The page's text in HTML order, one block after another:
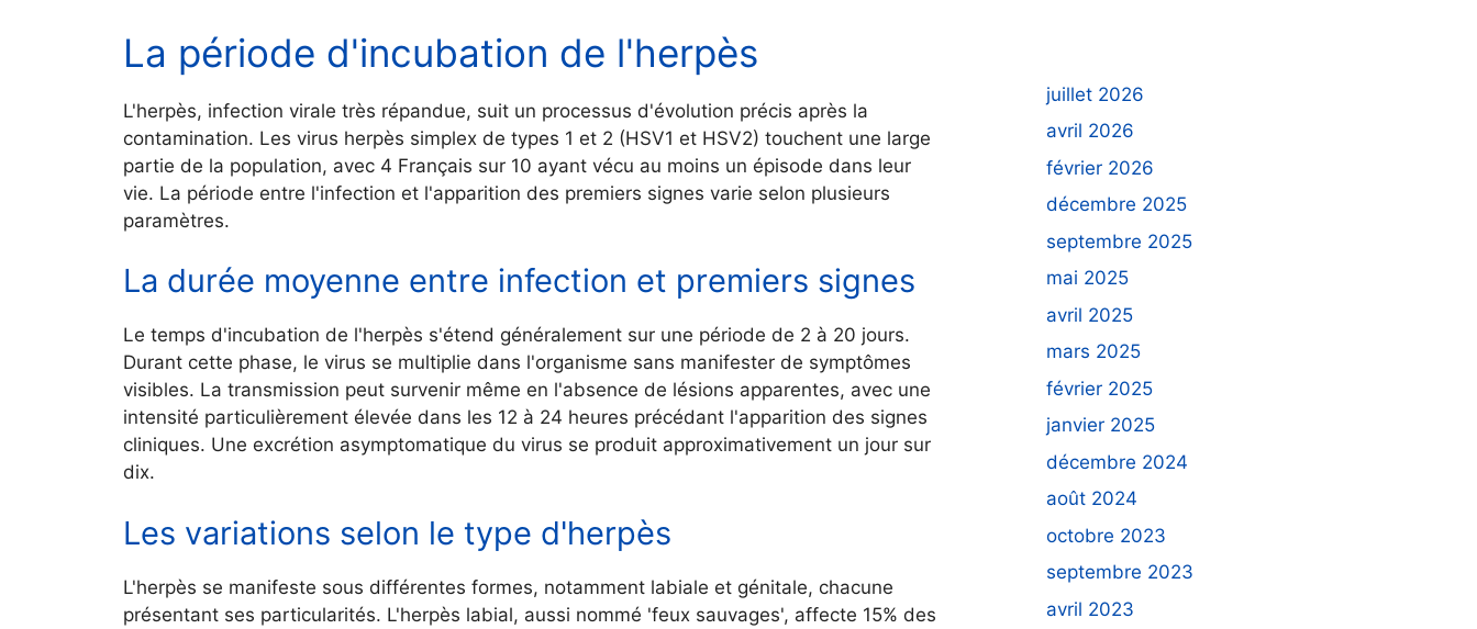
La période d'incubation de l'herpès
L'herpès, infection virale très répandue, suit un processus d'évolution précis après la
contamination. Les virus herpès simplex de types 1 et 2 (HSV1 et HSV2) touchent une large
partie de la population, avec 4 Français sur 10 ayant vécu au moins un épisode dans leur
vie. La période entre l'infection et l'apparition des premiers signes varie selon plusieurs
paramètres.
La durée moyenne entre infection et premiers signes
Le temps d'incubation de l'herpès s'étend généralement sur une période de 2 à 20 jours.
Durant cette phase, le virus se multiplie dans l'organisme sans manifester de symptômes
visibles. La transmission peut survenir même en l'absence de lésions apparentes, avec une
intensité particulièrement élevée dans les 12 à 24 heures précédant l'apparition des signes
cliniques. Une excrétion asymptomatique du virus se produit approximativement un jour sur
dix.
Les variations selon le type d'herpès
L'herpès se manifeste sous différentes formes, notamment labiale et génitale, chacune
présentant ses particularités. L'herpès labial, aussi nommé 'feux sauvages', affecte 15% des
juillet 2026
avril 2026
février 2026
décembre 2025
septembre 2025
mai 2025
avril 2025
mars 2025
février 2025
janvier 2025
décembre 2024
août 2024
octobre 2023
septembre 2023
avril 2023